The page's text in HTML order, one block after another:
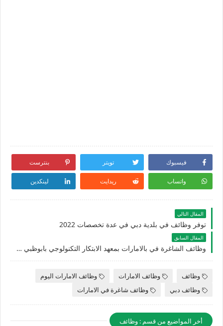
فيسبوك تويتر بنترست
واتساب ريدايت لينكدين
المقال التالي
توفر وظائف في بلدية دبي في عدة تخصصات 2022
المقال السابق
وظائف الشاغرة في بالامارات بمعهد الابتكار التكنولوجي بابوظبي في العديد من التخصصات
وظائف وظائف الامارات
وظائف الامارات اليوم
وظائف دبي
وظائف شاغرة في الامارات
أخر المواضيع من قسم : وظائف